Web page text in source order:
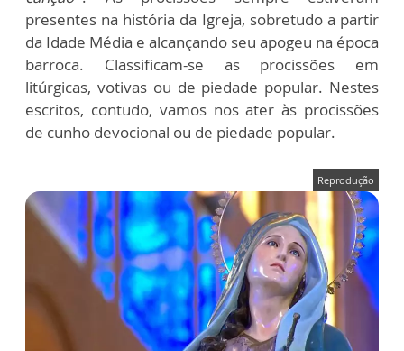
presentes na história da Igreja, sobretudo a partir
da Idade Média e alcançando seu apogeu na época
barroca. Classificam-se as procissões em
litúrgicas, votivas ou de piedade popular. Nestes
escritos, contudo, vamos nos ater às procissões
de cunho devocional ou de piedade popular.
Reprodução